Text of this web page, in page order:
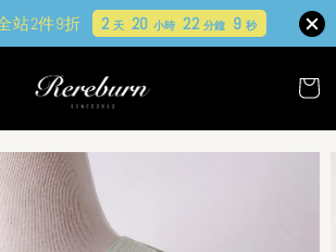
站2件9折 2天 20 小時 22 分鐘 8秒